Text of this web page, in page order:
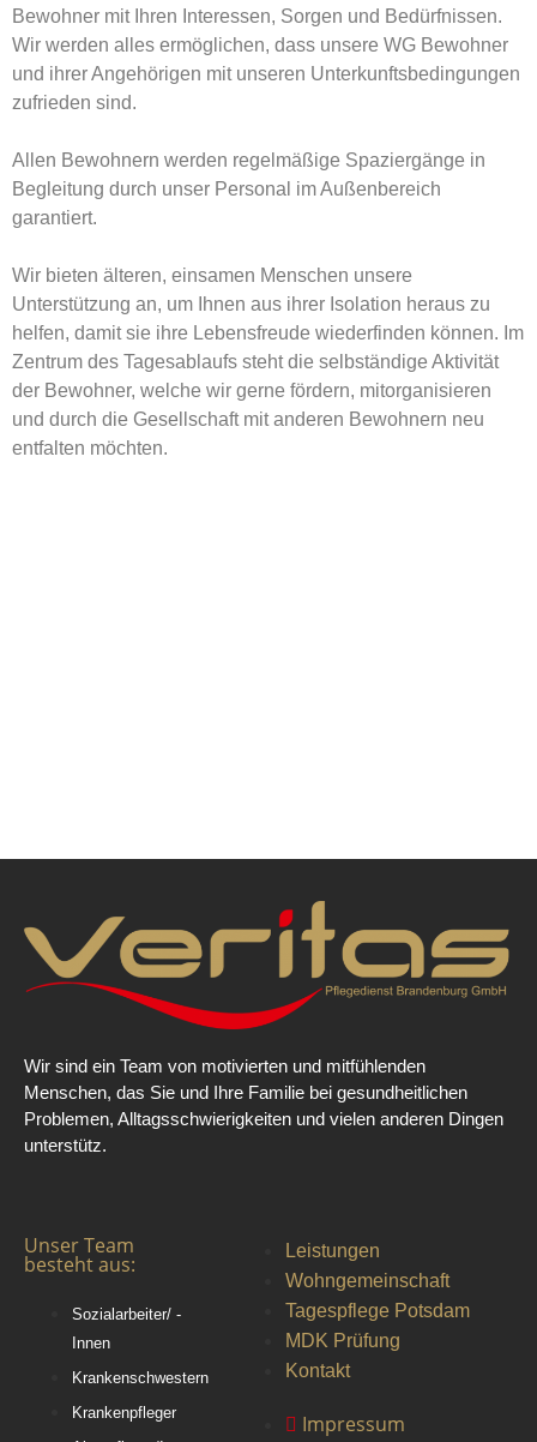
Bewohner mit Ihren Interessen, Sorgen und Bedürfnissen.
Wir werden alles ermöglichen, dass unsere WG Bewohner
und ihrer Angehörigen mit unseren Unterkunftsbedingungen
zufrieden sind.
Allen Bewohnern werden regelmäßige Spaziergänge in
Begleitung durch unser Personal im Außenbereich
garantiert.
Wir bieten älteren, einsamen Menschen unsere
Unterstützung an, um Ihnen aus ihrer Isolation heraus zu
helfen, damit sie ihre Lebensfreude wiederfinden können. Im
Zentrum des Tagesablaufs steht die selbständige Aktivität
der Bewohner, welche wir gerne fördern, mitorganisieren
und durch die Gesellschaft mit anderen Bewohnern neu
entfalten möchten.
Wir sind ein Team von motivierten und mitfühlenden
Menschen, das Sie und Ihre Familie bei gesundheitlichen
Problemen, Alltagsschwierigkeiten und vielen anderen Dingen
unterstütz.
Unser Team
besteht aus:
Sozialarbeiter/ -
Innen
Krankenschwestern
Krankenpfleger
Leistungen
Wohngemeinschaft
Tagespflege Potsdam
MDK Prüfung
Kontakt
Impressum